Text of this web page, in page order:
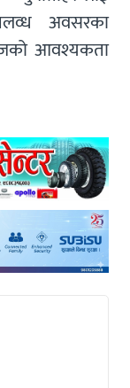
अवसरका
आवश्यकता